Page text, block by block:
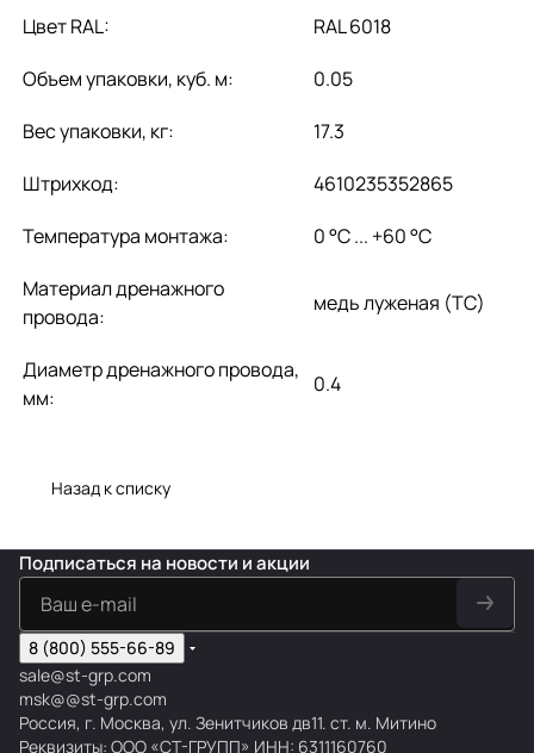
Цвет RAL:
RAL 6018
Объем упаковки, куб. м:
0.05
Вес упаковки, кг:
17.3
Штрихкод:
4610235352865
Температура монтажа:
0 °С ... +60 °С
Материал дренажного
провода:
медь луженая (TC)
Диаметр дренажного провода,
мм:
0.4
Назад к списку
Подписаться на новости и акции
8 (800) 555-66-89
sale@st-grp.com
msk@@st-grp.com
Россия, г. Москва, ул. Зенитчиков дв11. ст. м. Митино
Реквизиты: ООО «СТ-ГРУПП» ИНН: 6311160760